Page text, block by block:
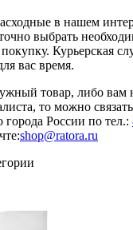
в нашем
выбрать
покупку. Курьерская
вас время.
товар, либо вам
то можно
города России по тел.:
shop@ratora.ru